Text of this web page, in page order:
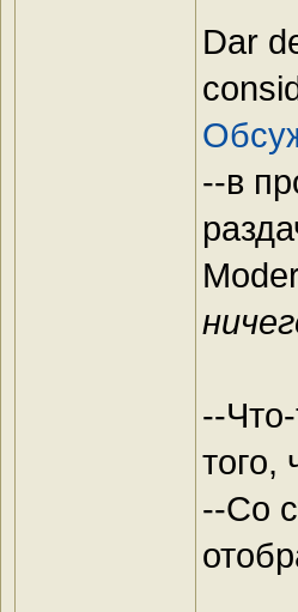
Dar
--в
--
того,
--Со